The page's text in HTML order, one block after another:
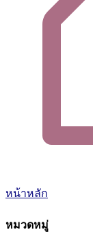
หน้าหลัก
หมวดหมู่